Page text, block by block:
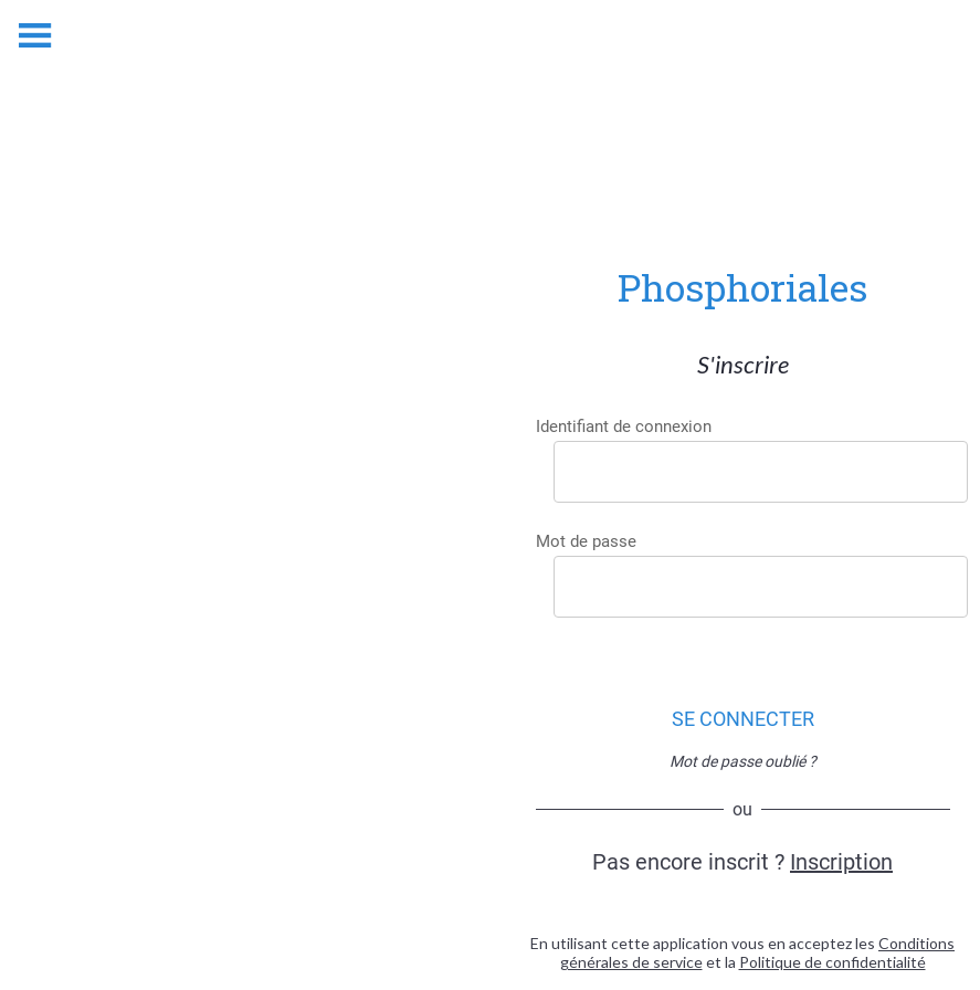
Phosphoriales
S'inscrire
Identifiant de connexion
Mot de passe
SE CONNECTER
Mot de passe oublié ?
ou
Pas encore inscrit ? Inscription
En utilisant cette application vous en acceptez les Conditions
générales de serviceet la Politique de confidentialité